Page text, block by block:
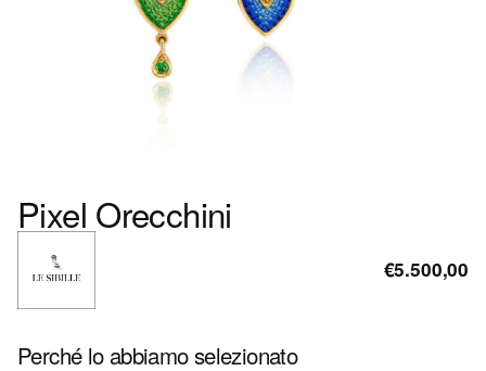
Pixel Orecchini
€5.500,00
Perché lo abbiamo selezionato